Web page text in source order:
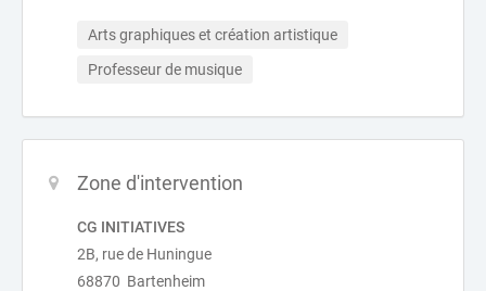
Arts graphiques et création artistique
Professeur de musique
Zone d'intervention
CG INITIATIVES
2B, rue de Huningue
68870 Bartenheim